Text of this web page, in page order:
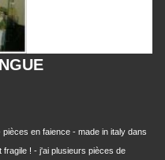
en faience - made in italy dans
! - j'ai plusieurs pièces de